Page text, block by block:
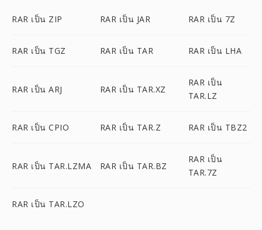
RAR เป็น ZIP RAR เป็น JAR RAR เป็น 7Z
RAR เป็น TGZ RAR เป็น TAR RAR เป็น LHA
RAR เป็น ARJ RAR เป็น TAR.XZ
RAR เป็น
TAR.LZ
RAR เป็น CPIO RAR เป็น TAR.Z RAR เป็น TBZ2
RAR เป็น TAR.LZMA RAR เป็น TAR.BZ
RAR เป็น
TAR.7Z
RAR เป็น TAR.LZO